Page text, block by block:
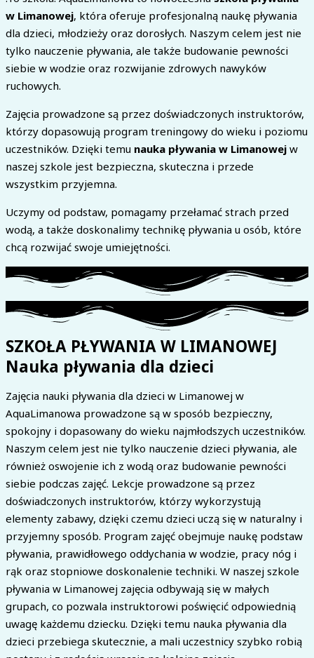
w Limanowej, która oferuje profesjonalną naukę pływania
dla dzieci, młodzieży oraz dorosłych. Naszym celem jest nie
tylko nauczenie pływania, ale także budowanie pewności
siebie w wodzie oraz rozwijanie zdrowych nawyków
ruchowych.
Zajęcia prowadzone są przez doświadczonych instruktorów,
którzy dopasowują program treningowy do wieku i poziomu
uczestników. Dzięki temu nauka pływania w Limanowej w
naszej szkole jest bezpieczna, skuteczna i przede
wszystkim przyjemna.
Uczymy od podstaw, pomagamy przełamać strach przed
wodą, a także doskonalimy technikę pływania u osób, które
chcą rozwijać swoje umiejętności.
SZKOŁA PŁYWANIA W LIMANOWEJ
Nauka pływania dla dzieci
Zajęcia nauki pływania dla dzieci w Limanowej w
AquaLimanowa prowadzone są w sposób bezpieczny,
spokojny i dopasowany do wieku najmłodszych uczestników.
Naszym celem jest nie tylko nauczenie dzieci pływania, ale
również oswojenie ich z wodą oraz budowanie pewności
siebie podczas zajęć. Lekcje prowadzone są przez
doświadczonych instruktorów, którzy wykorzystują
elementy zabawy, dzięki czemu dzieci uczą się w naturalny i
przyjemny sposób. Program zajęć obejmuje naukę podstaw
pływania, prawidłowego oddychania w wodzie, pracy nóg i
rąk oraz stopniowe doskonalenie techniki. W naszej szkole
pływania w Limanowej zajęcia odbywają się w małych
grupach, co pozwala instruktorowi poświęcić odpowiednią
uwagę każdemu dziecku. Dzięki temu nauka pływania dla
dzieci przebiega skutecznie, a mali uczestnicy szybko robią